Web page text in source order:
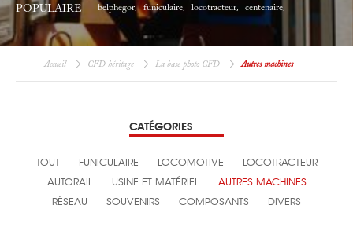
POPULAIRE belphegor, funiculaire, locotracteur, centenaire,
Accueil CFD héritage La base photo CFD Autres machines
CATÉGORIES
TOUT FUNICULAIRE LOCOMOTIVE
LOCOTRACTEUR
AUTORAIL
USINE ET MATÉRIEL
AUTRES MACHINES
RÉSEAU
SOUVENIRS COMPOSANTS DIVERS